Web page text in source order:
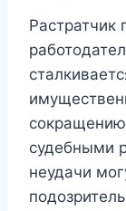
Растратчик
судебными
неудачи